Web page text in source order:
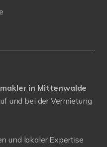
in Mittenwalde
und bei der Vermietung
und lokaler Expertise